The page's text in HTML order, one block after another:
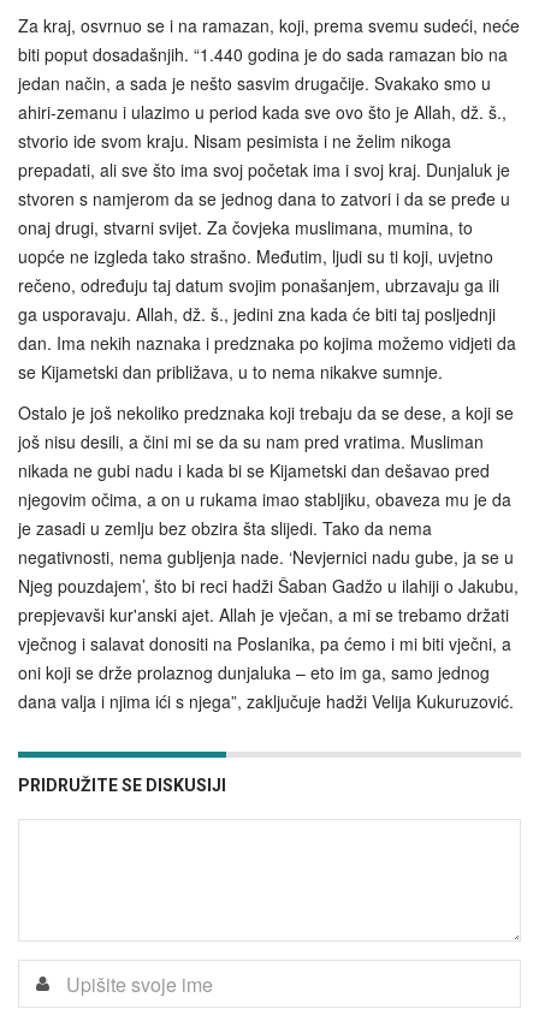
Za kraj, osvrnuo se i na ramazan, koji, prema svemu sudeći, neće
biti poput dosadašnjih. “1.440 godina je do sada ramazan bio na
jedan način, a sada je nešto sasvim drugačije. Svakako smo u
ahiri-zemanu i ulazimo u period kada sve ovo što je Allah, dž. š.,
stvorio ide svom kraju. Nisam pesimista i ne želim nikoga
prepadati, ali sve što ima svoj početak ima i svoj kraj. Dunjaluk je
stvoren s namjerom da se jednog dana to zatvori i da se pređe u
onaj drugi, stvarni svijet. Za čovjeka muslimana, mumina, to
uopće ne izgleda tako strašno. Međutim, ljudi su ti koji, uvjetno
rečeno, određuju taj datum svojim ponašanjem, ubrzavaju ga ili
ga usporavaju. Allah, dž. š., jedini zna kada će biti taj posljednji
dan. Ima nekih naznaka i predznaka po kojima možemo vidjeti da
se Kijametski dan približava, u to nema nikakve sumnje.
Ostalo je još nekoliko predznaka koji trebaju da se dese, a koji se
još nisu desili, a čini mi se da su nam pred vratima. Musliman
nikada ne gubi nadu i kada bi se Kijametski dan dešavao pred
njegovim očima, a on u rukama imao stabljiku, obaveza mu je da
je zasadi u zemlju bez obzira šta slijedi. Tako da nema
negativnosti, nema gubljenja nade. ‘Nevjernici nadu gube, ja se u
Njeg pouzdajem’, što bi reci hadži Šaban Gadžo u ilahiji o Jakubu,
prepjevavši kur'anski ajet. Allah je vječan, a mi se trebamo držati
vječnog i salavat donositi na Poslanika, pa ćemo i mi biti vječni, a
oni koji se drže prolaznog dunjaluka – eto im ga, samo jednog
dana valja i njima ići s njega”, zaključuje hadži Velija Kukuruzović.
PRIDRUŽITE SE DISKUSIJI